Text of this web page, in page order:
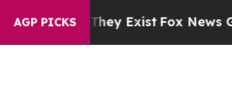
AGP PICKS
ExistFox News Goes Quiet